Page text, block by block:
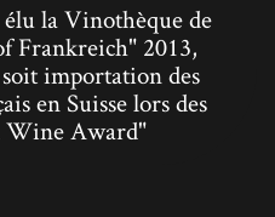
la Vinothèque de
Frankreich" 2013,
importation des
en Suisse lors des
Wine Award"